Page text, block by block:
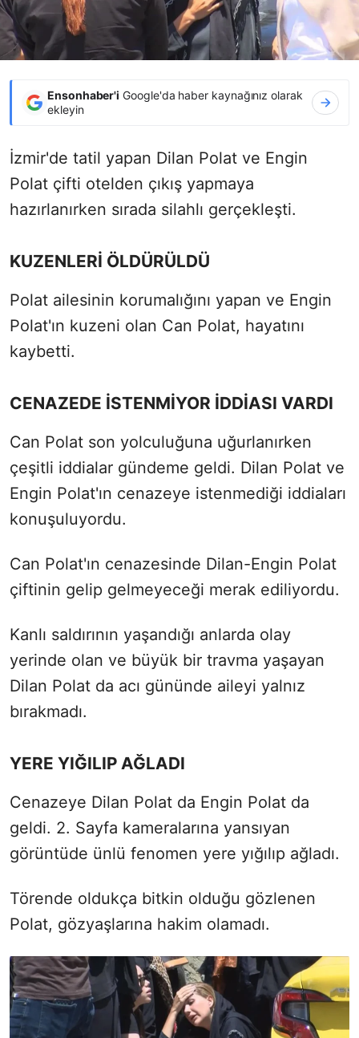
Ensonhaber'i Google'da haber kaynağınız olarak
ekleyin
İzmir'de tatil yapan Dilan Polat ve Engin
Polat çifti otelden çıkış yapmaya
hazırlanırken sırada silahlı gerçekleşti.
KUZENLERİ ÖLDÜRÜLDÜ
Polat ailesinin korumalığını yapan ve Engin
Polat'ın kuzeni olan Can Polat, hayatını
kaybetti.
CENAZEDE İSTENMİYOR İDDİASI VARDI
Can Polat son yolculuğuna uğurlanırken
çeşitli iddialar gündeme geldi. Dilan Polat ve
Engin Polat'ın cenazeye istenmediği iddiaları
konuşuluyordu.
Can Polat'ın cenazesinde Dilan-Engin Polat
çiftinin gelip gelmeyeceği merak ediliyordu.
Kanlı saldırının yaşandığı anlarda olay
yerinde olan ve büyük bir travma yaşayan
Dilan Polat da acı gününde aileyi yalnız
bırakmadı.
YERE YIĞILIP AĞLADI
Cenazeye Dilan Polat da Engin Polat da
geldi. 2. Sayfa kameralarına yansıyan
görüntüde ünlü fenomen yere yığılıp ağladı.
Törende oldukça bitkin olduğu gözlenen
Polat, gözyaşlarına hakim olamadı.